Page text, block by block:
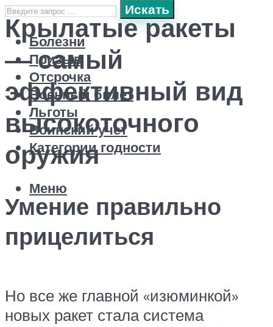
Искать
Болезни
Призыв
Отсрочка
Военный билет
Льготы
Воинский учет
Категории годности
Меню
Крылатые ракеты
— самый
эффективный вид
высокоточного
оружия
Умение правильно
прицелиться
Но все же главной «изюминкой»
новых ракет стала система